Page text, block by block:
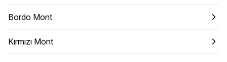
Bordo Mont
Kırmızı Mont